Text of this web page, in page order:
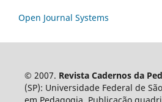
Open Journal Systems
© 2007. Revista Cadernos da
(SP): Universidade Federal de